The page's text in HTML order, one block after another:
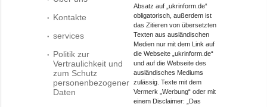
Kontakte
services
Politik zur
Vertraulichkeit und
zum Schutz
personenbezogener
Daten
Absatz auf „ukrinform.de“
obligatorisch, außerdem ist
das Zitieren von übersetzten
Texten aus ausländischen
Medien nur mit dem Link auf
die Webseite „ukrinform.de“
und auf die Webseite des
ausländisches Mediums
zulässig. Texte mit dem
Vermerk „Werbung“ oder mit
einem Disclaimer: „Das